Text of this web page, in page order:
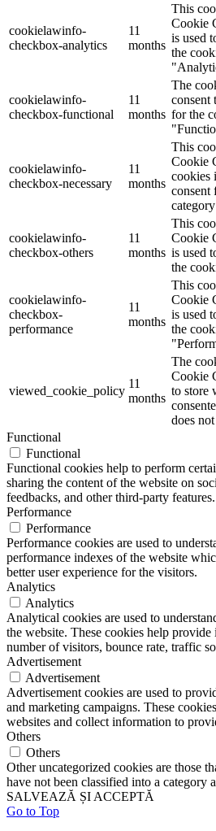
cookielawinfo-
checkbox-analytics
11
months
This
Cookie
is used
the
cookielawinfo-
checkbox-functional
11
months
The
consent
for the
cookielawinfo-
checkbox-necessary
11
months
This
Cookie
cookies
consent
cookielawinfo-
checkbox-others
11
months
This
Cookie
is used
the
cookielawinfo-
checkbox-
performance
11
months
This
Cookie
is used
the
viewed_cookie_policy
11
months
The
Cookie
to store
does
Functional
Functional
Functional cookies help to perform
sharing the content of the website on
feedbacks, and other third-party features.
Performance
Performance
Performance cookies are used to
performance indexes of the website
better user experience for the visitors.
Analytics
Analytics
Analytical cookies are used to
the website. These cookies help
number of visitors, bounce rate, traffic
Advertisement
Advertisement
Advertisement cookies are used to
and marketing campaigns. These
websites and collect information to
Others
Others
Other uncategorized cookies are those
have not been classified into a category
SALVEAZĂ ȘI ACCEPTĂ
Go to Top